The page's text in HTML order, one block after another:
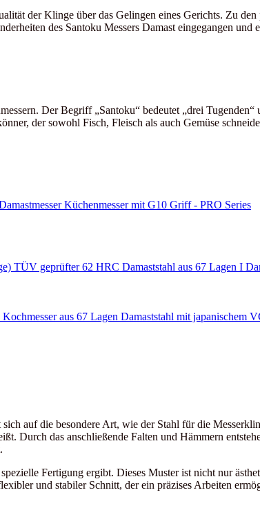
der Klinge über das Gelingen eines Gerichts. Zu
des Santoku Messers Damast eingegangen
Der Begriff „Santoku“ bedeutet „drei
der sowohl Fisch, Fleisch als auch Gemüse
auf die besondere Art, wie der Stahl für die
Durch das anschließende Falten und Hämmern
Fertigung ergibt. Dieses Muster ist nicht nur
und stabiler Schnitt, der ein präzises Arbeiten